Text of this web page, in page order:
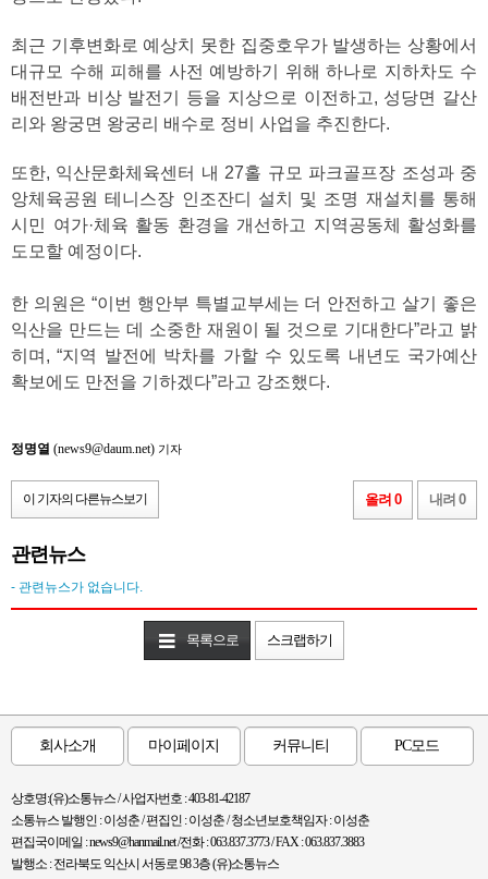
최근 기후변화로 예상치 못한 집중호우가 발생하는 상황에서
대규모 수해 피해를 사전 예방하기 위해 하나로 지하차도 수
배전반과 비상 발전기 등을 지상으로 이전하고, 성당면 갈산
리와 왕궁면 왕궁리 배수로 정비 사업을 추진한다.
또한, 익산문화체육센터 내 27홀 규모 파크골프장 조성과 중
앙체육공원 테니스장 인조잔디 설치 및 조명 재설치를 통해
시민 여가·체육 활동 환경을 개선하고 지역공동체 활성화를
도모할 예정이다.
한 의원은 “이번 행안부 특별교부세는 더 안전하고 살기 좋은
익산을 만드는 데 소중한 재원이 될 것으로 기대한다”라고 밝
히며, “지역 발전에 박차를 가할 수 있도록 내년도 국가예산
확보에도 만전을 기하겠다”라고 강조했다.
정명열 (news9@daum.net) 기자
이 기자의 다른뉴스보기 올려 0 내려 0
관련뉴스
- 관련뉴스가 없습니다.
목록으로 스크랩하기
회사소개 마이페이지 커뮤니티 PC모드
상호명:(유)소통뉴스 / 사업자번호 : 403-81-42187
소통뉴스 발행인 : 이성춘 / 편집인 : 이성춘 / 청소년보호책임자 : 이성춘
편집국이메일 : news9@hanmail.net /전화 : 063.837.3773 / FAX : 063.837.3883
발행소 : 전라북도 익산시 서동로 98 3층 (유)소통뉴스